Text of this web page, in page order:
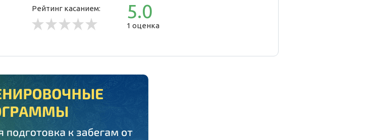
Рейтинг касанием: 5.0
1 оценка